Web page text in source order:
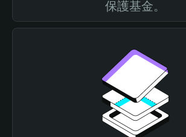
保護基金。